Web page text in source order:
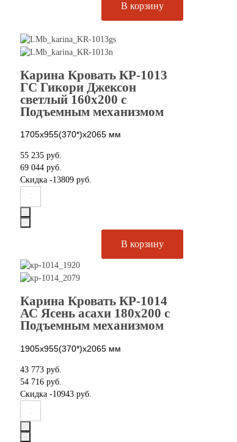
Карина Кровать КР-1013
ГС Гикори Джексон
светлый 160х200 с
Подъемным механизмом
1705х955(370*)х2065 мм
55 235 руб.
69 044 руб.
Скидка -13809 руб.
Карина Кровать КР-1014
АС Ясень асахи 180х200 с
Подъемным механизмом
1905х955(370*)х2065 мм
43 773 руб.
54 716 руб.
Скидка -10943 руб.